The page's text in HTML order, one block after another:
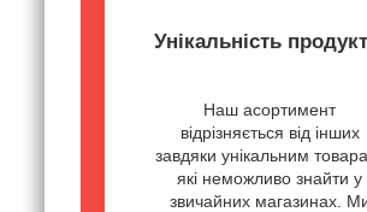
Унікальність
Наш асортимент
відрізняється від інших
завдяки унікальним
які неможливо знайти у
звичайних магазинах.